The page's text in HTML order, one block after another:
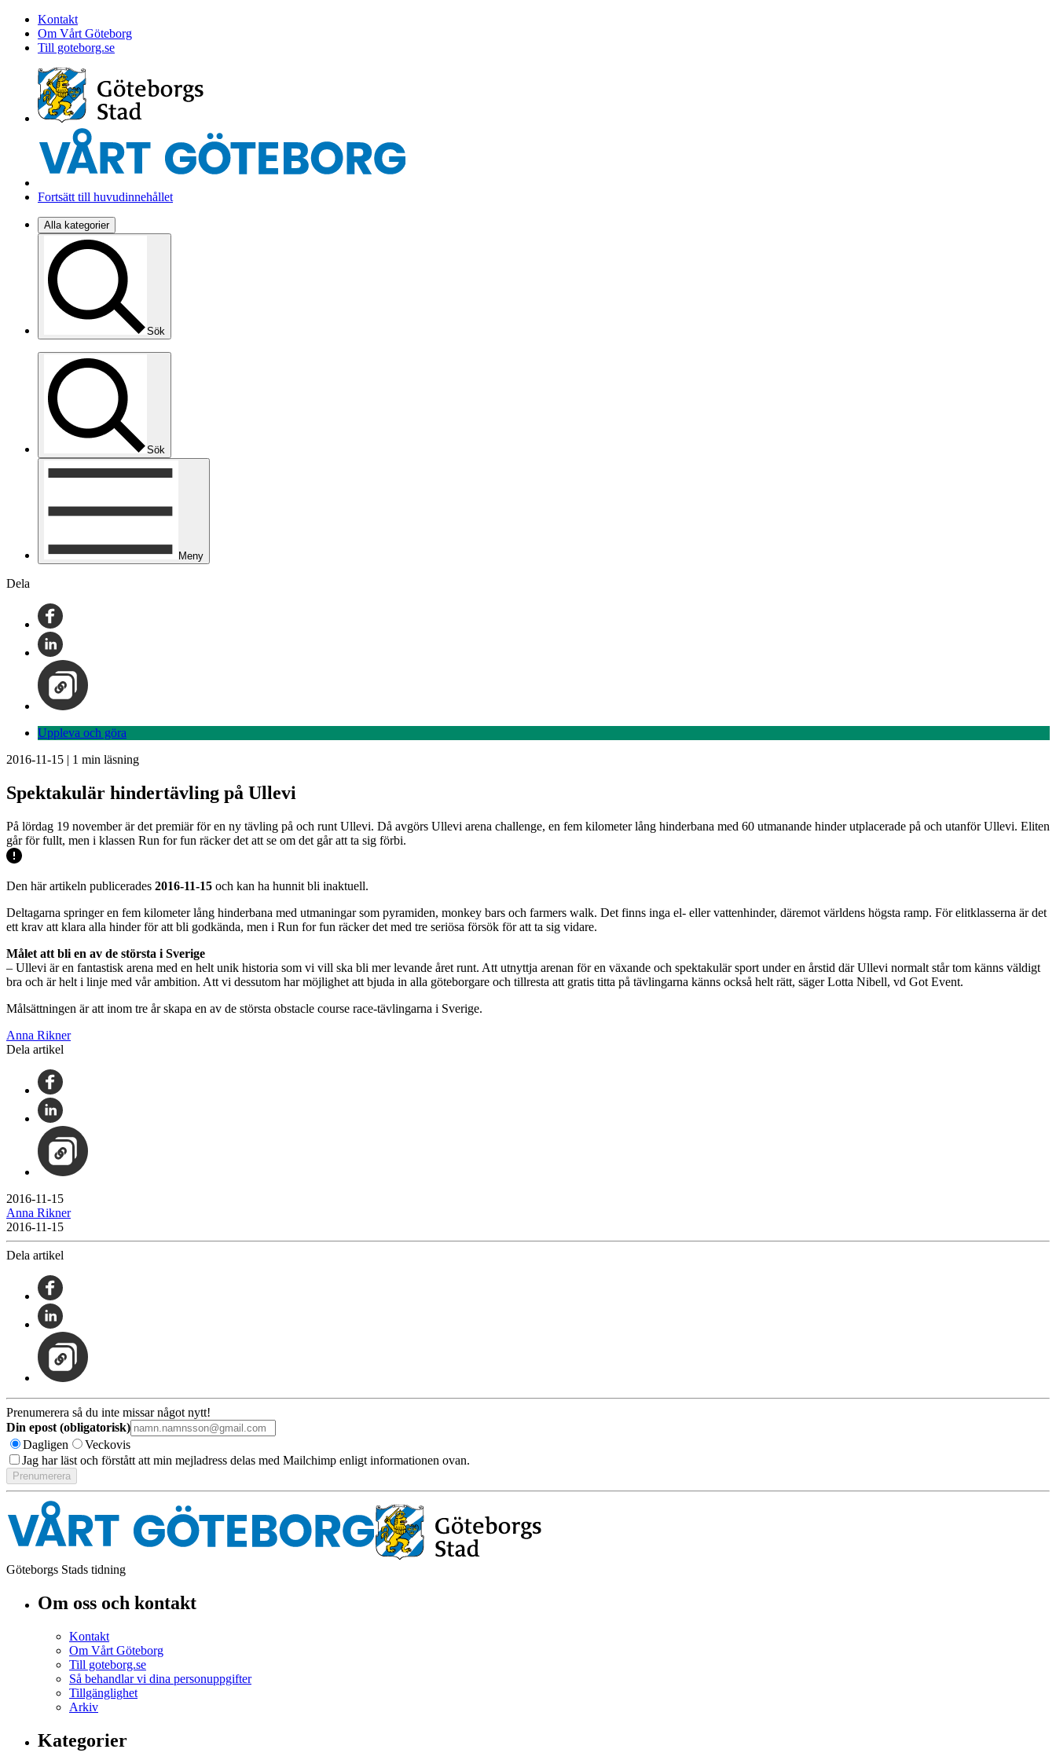
Kontakt
Om Vårt Göteborg
Till goteborg.se
Fortsätt till huvudinnehållet
Alla kategorier
Sök
Sök
Meny
Dela
Uppleva och göra
2016-11-15 | 1 min läsning
Spektakulär hindertävling på Ullevi
På lördag 19 november är det premiär för en ny tävling på och runt Ullevi. Då avgörs Ullevi arena challenge, en fem kilometer lång hinderbana med 60 utmanande hinder utplacerade på och utanför Ullevi. Eliten
går för fullt, men i klassen Run for fun räcker det att se om det går att ta sig förbi.
Den här artikeln publicerades 2016-11-15 och kan ha hunnit bli inaktuell.
Deltagarna springer en fem kilometer lång hinderbana med utmaningar som pyramiden, monkey bars och farmers walk. Det finns inga el- eller vattenhinder, däremot världens högsta ramp. För elitklasserna är det
ett krav att klara alla hinder för att bli godkända, men i Run for fun räcker det med tre seriösa försök för att ta sig vidare.
Målet att bli en av de största i Sverige
– Ullevi är en fantastisk arena med en helt unik historia som vi vill ska bli mer levande året runt. Att utnyttja arenan för en växande och spektakulär sport under en årstid där Ullevi normalt står tom känns väldigt
bra och är helt i linje med vår ambition. Att vi dessutom har möjlighet att bjuda in alla göteborgare och tillresta att gratis titta på tävlingarna känns också helt rätt, säger Lotta Nibell, vd Got Event.
Målsättningen är att inom tre år skapa en av de största obstacle course race-tävlingarna i Sverige.
Anna Rikner
Dela artikel
2016-11-15
Anna Rikner
2016-11-15
Dela artikel
Prenumerera så du inte missar något nytt!
Din epost (obligatorisk)
Dagligen
Veckovis
Jag har läst och förstått att min mejladress delas med Mailchimp enligt informationen ovan.
Göteborgs Stads tidning
Om oss och kontakt
Kontakt
Om Vårt Göteborg
Till goteborg.se
Så behandlar vi dina personuppgifter
Tillgänglighet
Arkiv
Kategorier